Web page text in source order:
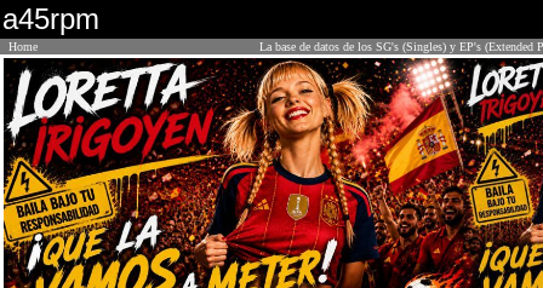
a45rpm
Home La base de datos de los SG's (Singles) y EP's (Extended